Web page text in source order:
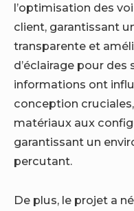
l’optimisation des
client, garantissant
transparente et
d’éclairage pour des
informations ont
conception
matériaux aux
garantissant un
percutant.
De plus, le projet a